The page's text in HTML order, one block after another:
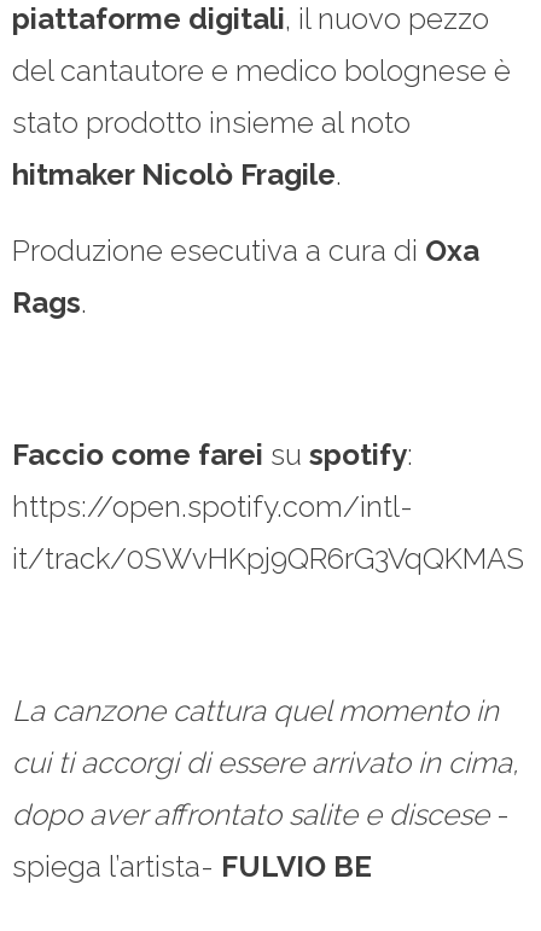
piattaforme digitali, il nuovo pezzo
del cantautore e medico bolognese è
stato prodotto insieme al noto
hitmaker Nicolò Fragile.
Produzione esecutiva a cura di Oxa
Rags.
Faccio come farei su spotify:
https://open.spotify.com/intl-
it/track/0SWvHKpj9QR6rG3VqQKMAS
La canzone cattura quel momento in
cui ti accorgi di essere arrivato in cima,
dopo aver affrontato salite e discese-
spiega l’artista- FULVIO BE